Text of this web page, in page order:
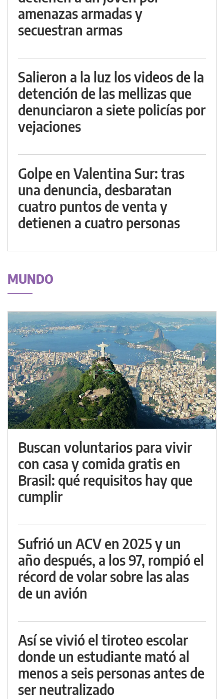
amenazas armadas y
secuestran armas
Salieron a la luz los videos de la
detención de las mellizas que
denunciaron a siete policías por
vejaciones
Golpe en Valentina Sur: tras
una denuncia, desbaratan
cuatro puntos de venta y
detienen a cuatro personas
MUNDO
Buscan voluntarios para vivir
con casa y comida gratis en
Brasil: qué requisitos hay que
cumplir
Sufrió un ACV en 2025 y un
año después, a los 97, rompió el
récord de volar sobre las alas
de un avión
Así se vivió el tiroteo escolar
donde un estudiante mató al
menos a seis personas antes de
ser neutralizado